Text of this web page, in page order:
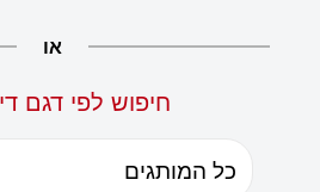
או
חיפוש לפי דגם